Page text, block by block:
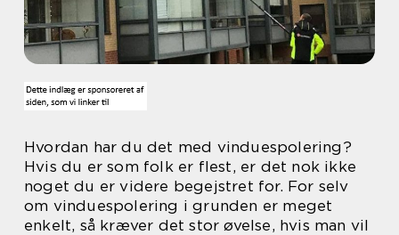
Hvordan har du det med vinduespolering?
Hvis du er som folk er flest, er det nok ikke
noget du er videre begejstret for. For selv
om vinduespolering i grunden er meget
enkelt, så kræver det stor øvelse, hvis man vil